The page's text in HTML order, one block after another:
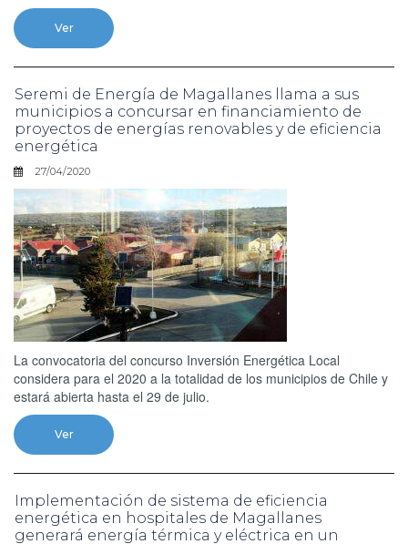
Ver
Seremi de Energía de Magallanes llama a sus
municipios a concursar en financiamiento de
proyectos de energías renovables y de eficiencia
energética
27/04/2020
La convocatoria del concurso Inversión Energética Local
considera para el 2020 a la totalidad de los municipios de Chile y
estará abierta hasta el 29 de julio.
Ver
Implementación de sistema de eficiencia
energética en hospitales de Magallanes
generará energía térmica y eléctrica en un